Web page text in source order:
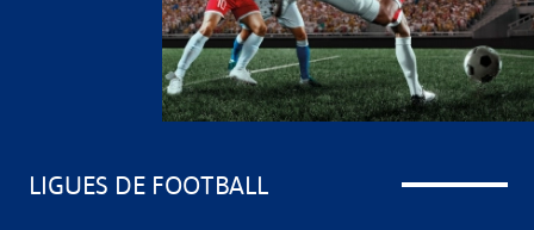
LIGUES DE FOOTBALL